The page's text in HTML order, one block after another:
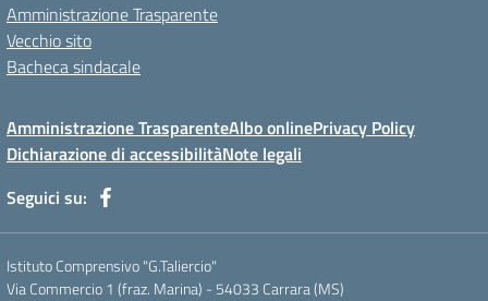
Amministrazione Trasparente
Vecchio sito
Bacheca sindacale
Amministrazione TrasparenteAlbo onlinePrivacy Policy
Dichiarazione di accessibilitàNote legali
Seguici su:
Istituto Comprensivo "G.Taliercio"
Via Commercio 1 (fraz. Marina) - 54033 Carrara (MS)